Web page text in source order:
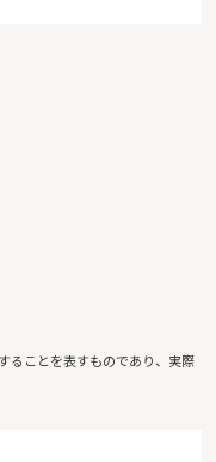
ることを表すものであり、実際